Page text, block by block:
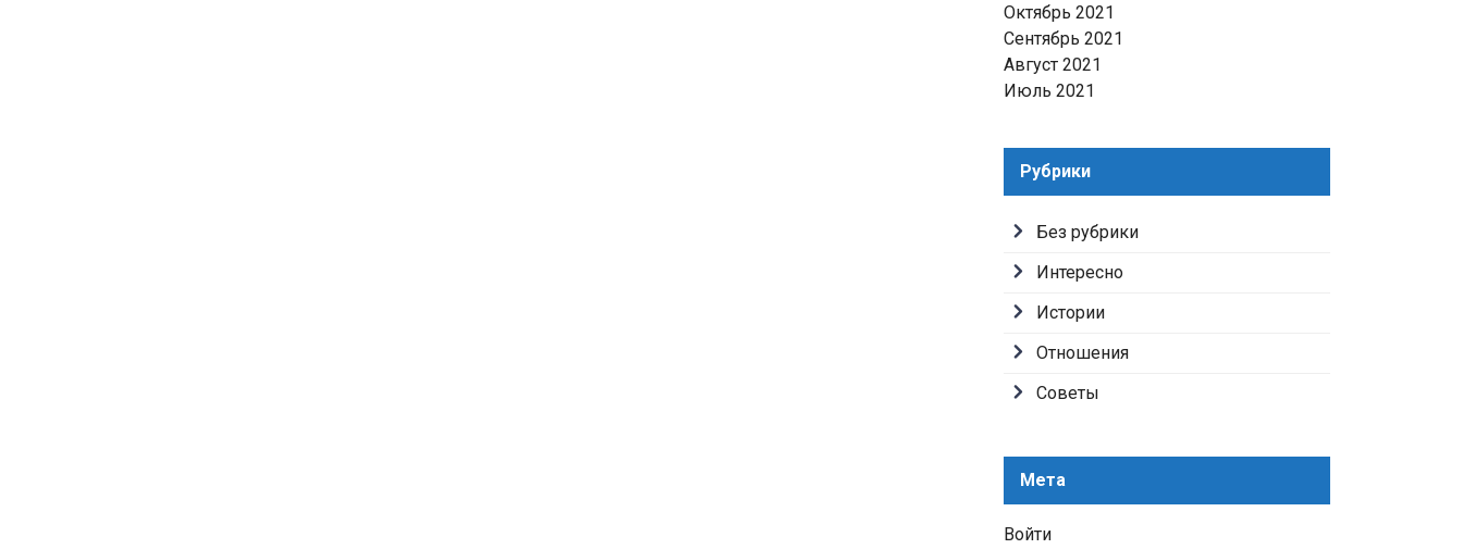
Октябрь 2021
Сентябрь 2021
Август 2021
Июль 2021
Рубрики
Без рубрики
Интересно
Истории
Отношения
Советы
Мета
Войти